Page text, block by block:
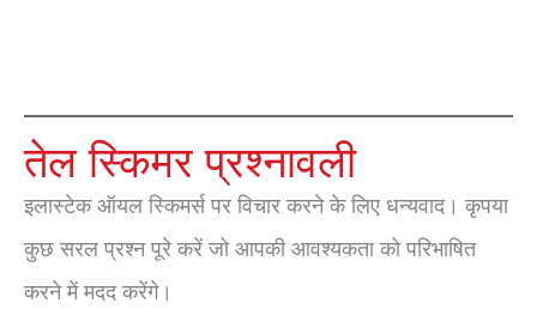
तेल स्किमर प्रश्नावली
इलास्टेक ऑयल स्किमर्स पर विचार करने के लिए धन्यवाद। कृपया
कुछ सरल प्रश्न पूरे करें जो आपकी आवश्यकता को परिभाषित
करने में मदद करेंगे।